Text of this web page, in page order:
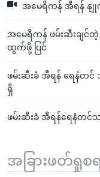
အမေရိကန် အီရန် နျု
အမေရိကန် ဖမ်းဆီးချင်
ထွက်ဖို့ ပြင်
ဖမ်းဆီးခံ အီရန် ရေနံတ
ရှိ
ဖမ်းဆီးခံ အီရန်ရေနံတင်သ
အခြားဖတ်ရှုစရ